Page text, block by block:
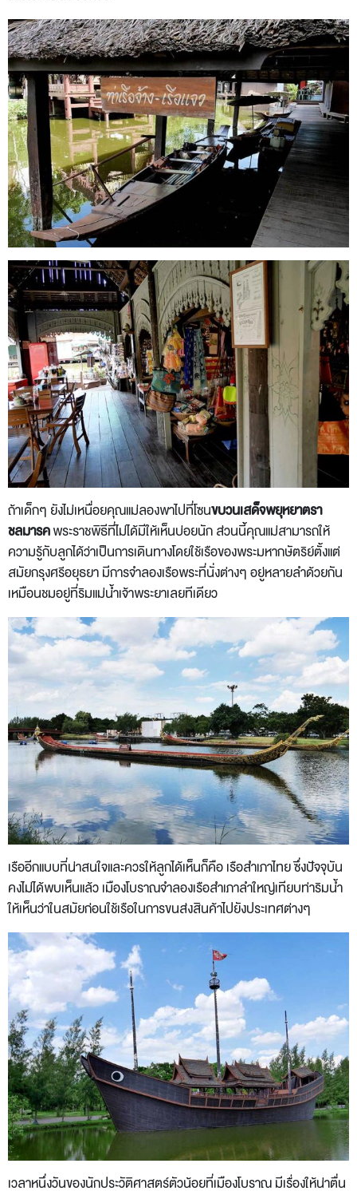
ถ้าเด็กๆ ยังไม่เหนื่อยคุณแม่ลองพาไปที่โซนขบวนเสด็จพยุหยาตรา
ชลมารคพระราชพิธีที่ไม่ได้มีให้เห็นบ่อยนัก ส่วนนี้คุณแม่สามารถให้
ความรู้กับลูกได้ว่าเป็นการเดินทางโดยใช้เรือของพระมหากษัตริย์ตั้งแต่
สมัยกรุงศรีอยุธยา มีการจำลองเรือพระที่นั่งต่างๆ อยู่หลายลำด้วยกัน
เหมือนชมอยู่ที่ริมแม่น้ำเจ้าพระยาเลยทีเดียว
เรืออีกแบบที่น่าสนใจและควรให้ลูกได้เห็นก็คือ เรือสำเภาไทย ซึ่งปัจจุบัน
คงไม่ได้พบเห็นแล้ว เมืองโบราณจำลองเรือสำเภาลำใหญ่เทียบท่าริมน้ำ
ให้เห็นว่าในสมัยก่อนใช้เรือในการขนส่งสินค้าไปยังประเทศต่างๆ
เวลาหนึ่งวันของนักประวัติศาสตร์ตัวน้อยที่เมืองโบราณ มีเรื่องให้น่าตื่น